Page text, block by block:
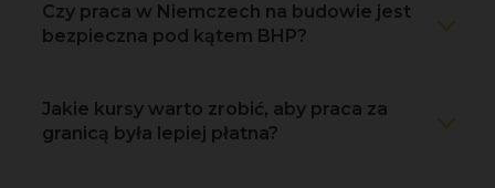
Czy praca w Niemczech na budowie jest
bezpieczna pod kątem BHP?
Jakie kursy warto zrobić, aby praca za
granicą była lepiej płatna?